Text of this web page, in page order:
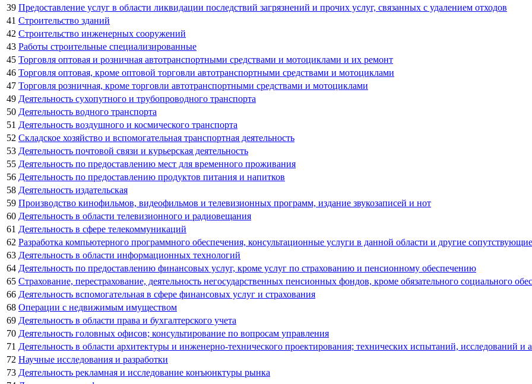
39 Предоставление услуг в области ликвидации последствий загрязнений и прочих услуг, связанных с удалением отходов
41 Строительство зданий
42 Строительство инженерных сооружений
43 Работы строительные специализированные
45 Торговля оптовая и розничная автотранспортными средствами и мотоциклами и их ремонт
46 Торговля оптовая, кроме оптовой торговли автотранспортными средствами и мотоциклами
47 Торговля розничная, кроме торговли автотранспортными средствами и мотоциклами
49 Деятельность сухопутного и трубопроводного транспорта
50 Деятельность водного транспорта
51 Деятельность воздушного и космического транспорта
52 Складское хозяйство и вспомогательная транспортная деятельность
53 Деятельность почтовой связи и курьерская деятельность
55 Деятельность по предоставлению мест для временного проживания
56 Деятельность по предоставлению продуктов питания и напитков
58 Деятельность издательская
59 Производство кинофильмов, видеофильмов и телевизионных программ, издание звукозаписей и нот
60 Деятельность в области телевизионного и радиовещания
61 Деятельность в сфере телекоммуникаций
62 Разработка компьютерного программного обеспечения, консультационные услуги в данной области и другие
63 Деятельность в области информационных технологий
64 Деятельность по предоставлению финансовых услуг, кроме услуг по страхованию и пенсионному обеспечению
65 Страхование, перестрахование, деятельность негосударственных пенсионных фондов, кроме обязательного социального
66 Деятельность вспомогательная в сфере финансовых услуг и страхования
68 Операции с недвижимым имуществом
69 Деятельность в области права и бухгалтерского учета
70 Деятельность головных офисов; консультирование по вопросам управления
71 Деятельность в области архитектуры и инженерно-технического проектирования; технических испытаний, исследований и
72 Научные исследования и разработки
73 Деятельность рекламная и исследование конъюнктуры рынка